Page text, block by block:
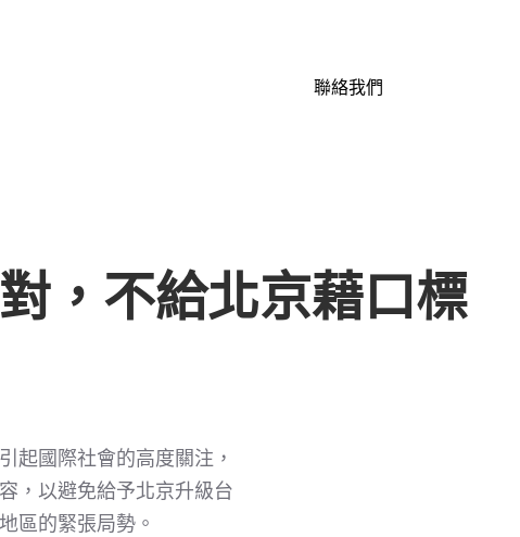
聯絡我們
，不給北京藉口標
起國際社會的高度關注，
，以避免給予北京升級台
區的緊張局勢。